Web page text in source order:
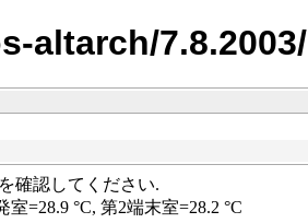
altarch/7.8.2003/